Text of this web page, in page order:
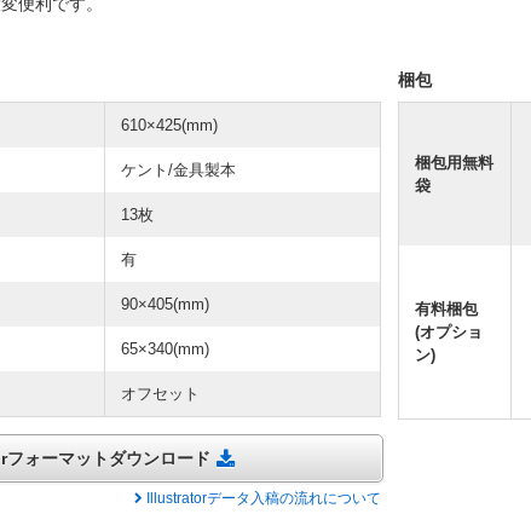
便利です。
610×425(mm)
ケント/金具製本
13枚
有
90×405(mm)
65×340(mm)
オフセット
ォーマットダウンロード
Illustratorデータ入稿の流れについて
梱包
梱包用無料
袋
有料梱包
(オプショ
ン)